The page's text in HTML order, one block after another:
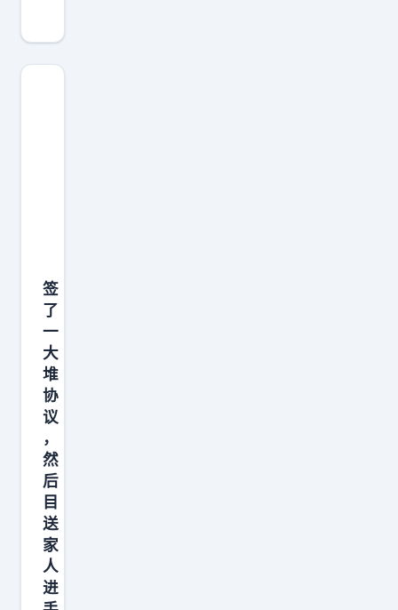
努
力
就
刷
到
这
个
话
题
了
，
我
还
是
当
签
了
一
大
堆
协
议
，
然
后
目
送
家
人
进